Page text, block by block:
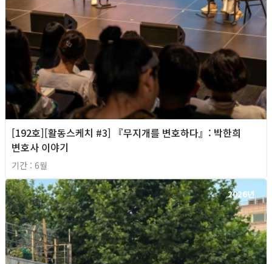
[192호][활동스케치 #3] 『무지개를 변호하다』: 박한희
변호사 이야기
기간 : 6월
2026년